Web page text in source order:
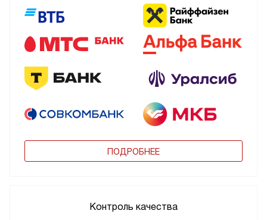
ПОДРОБНЕЕ
Контроль качества